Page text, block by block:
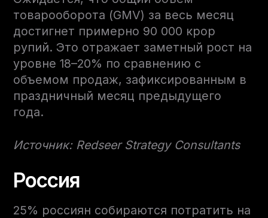
товарооборота (GMV) за весь месяц
достигнет примерно 90 000 крор
рупий. Это отражает заметный рост на
уровне 18–20% по сравнению с
объемом продаж, зафиксированным в
праздничный месяц предыдущего
года.
Источник: Redseer Strategy Consultants
Россия
25% россиян собираются потратить на